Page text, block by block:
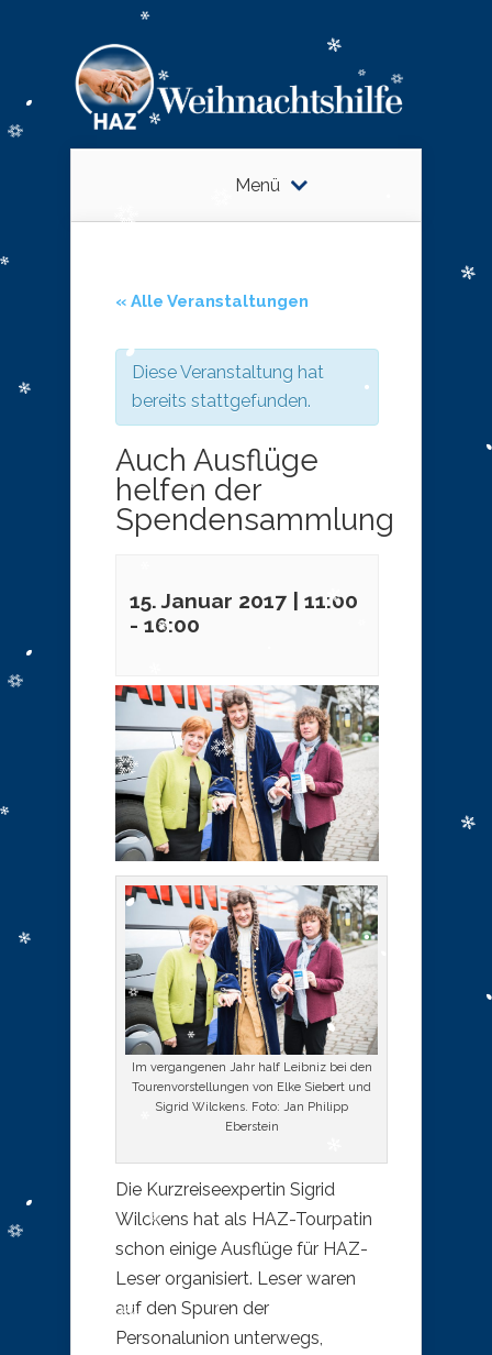
Menü
« Alle Veranstaltungen
Diese Veranstaltung hat
bereits stattgefunden.
Auch Ausflüge
helfen der
Spendensammlung
15. Januar 2017 | 11:00
- 16:00
Im vergangenen Jahr half Leibniz bei den
Tourenvorstellungen von Elke Siebert und
Sigrid Wilckens. Foto: Jan Philipp
Eberstein
Die Kurzreiseexpertin Sigrid
Wilckens hat als HAZ-Tourpatin
schon einige Ausflüge für HAZ-
Leser organisiert. Leser waren
auf den Spuren der
Personalunion unterwegs,